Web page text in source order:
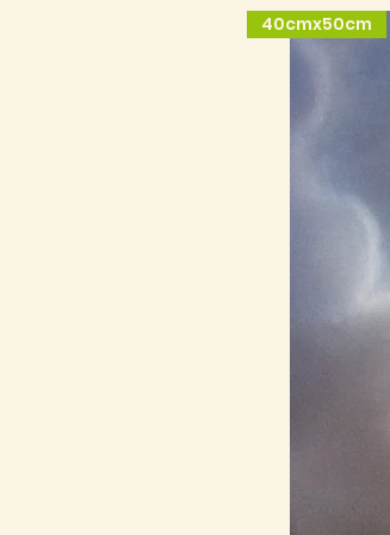
40cmx50cm